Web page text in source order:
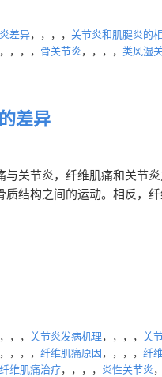
差异，，，， 关节炎和肌腱炎的
，，，， 骨关节炎，，，， 类风湿
差异
与关节炎，纤维肌痛和关节
质结构之间的运动。相反，
，， 关节炎发病机理，，，， 关
，，，， 纤维肌痛原因，，，， 纤
纤维肌痛治疗，，，， 炎性关节炎